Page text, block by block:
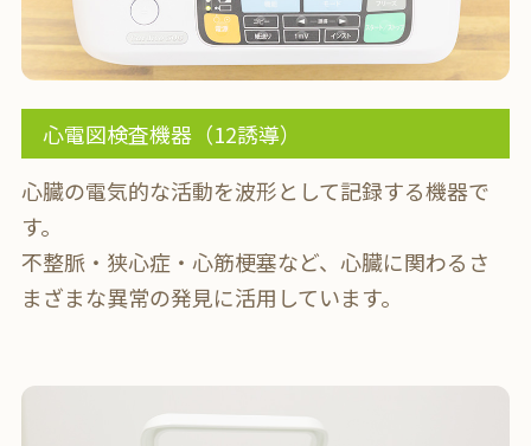
心電図検査機器（12誘導）
心臓の電気的な活動を波形として記録する機器で
す。
不整脈・狭心症・心筋梗塞など、心臓に関わるさ
まざまな異常の発見に活用しています。